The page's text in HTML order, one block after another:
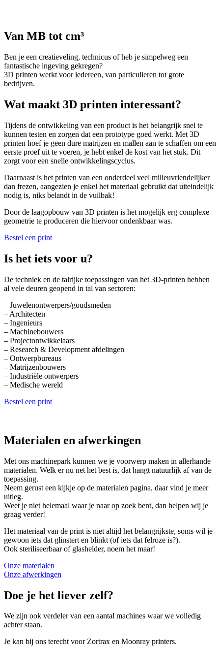
Van MB tot cm³
Ben je een creatieveling, technicus of heb je simpelweg een
fantastische ingeving gekregen?
3D printen werkt voor iedereen, van particulieren tot grote
bedrijven.
Wat maakt 3D printen interessant?
Tijdens de ontwikkeling van een product is het belangrijk snel te
kunnen testen en zorgen dat een prototype goed werkt. Met 3D
printen hoef je geen dure matrijzen en mallen aan te schaffen om een
eerste proef uit te voeren, je hebt enkel de kost van het stuk. Dit
zorgt voor een snelle ontwikkelingscyclus.
Daarnaast is het printen van een onderdeel veel milieuvriendelijker
dan frezen, aangezien je enkel het materiaal gebruikt dat uiteindelijk
nodig is, niks belandt in de vuilbak!
Door de laagopbouw van 3D printen is het mogelijk erg complexe
geometrie te produceren die hiervoor ondenkbaar was.
Bestel een print
Is het iets voor u?
De techniek en de talrijke toepassingen van het 3D-printen hebben
al vele deuren geopend in tal van sectoren:
– Juwelenontwerpers/goudsmeden
– Architecten
– Ingenieurs
– Machinebouwers
– Projectontwikkelaars
– Research & Development afdelingen
– Ontwerpbureaus
– Matrijzenbouwers
– Industriële ontwerpers
– Medische wereld
Bestel een print
Materialen en afwerkingen
Met ons machinepark kunnen we je voorwerp maken in allerhande
materialen. Welk er nu net het best is, dat hangt natuurlijk af van de
toepassing.
Neem gerust een kijkje op de materialen pagina, daar vind je meer
uitleg.
Weet je niet helemaal waar je naar op zoek bent, dan helpen wij je
graag verder!
Het materiaal van de print is niet altijd het belangrijkste, soms wil je
gewoon iets dat glinstert en blinkt (of iets dat felroze is?).
Ook steriliseerbaar of glashelder, noem het maar!
Onze materialen
Onze afwerkingen
Doe je het liever zelf?
We zijn ook verdeler van een aantal machines waar we volledig
achter staan.
Je kan bij ons terecht voor Zortrax en Moonray printers.